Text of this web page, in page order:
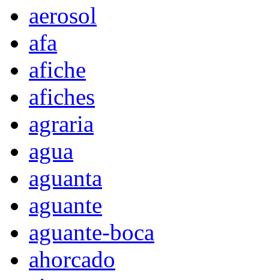
aerosol
afa
afiche
afiches
agraria
agua
aguanta
aguante
aguante-boca
ahorcado